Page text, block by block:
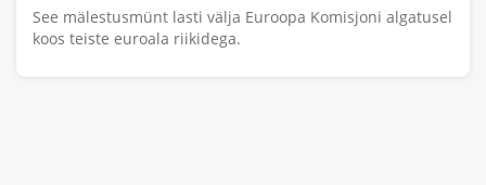
See mälestusmünt lasti välja Euroopa Komisjoni algatusel
koos teiste euroala riikidega.